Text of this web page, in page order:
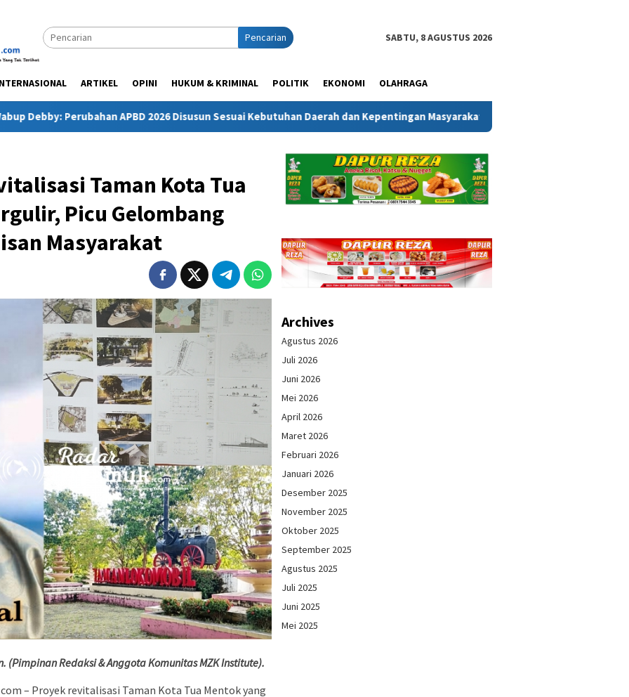
Pencarian SABTU, 8 AGUSTUS 2026
ARTIKEL OPINI HUKUM & KRIMINAL POLITIK EKONOMI OLAHRAGA
APBD 2026 Disusun Sesuai Kebutuhan Daerah dan Kepentingan Masyarakat Melalui Gerakan Bendera Merah
Taman Kota Tua
Picu Gelombang
Masyarakat
(Pimpinan Redaksi & Anggota Komunitas MZK Institute).
– Proyek revitalisasi Taman Kota Tua Mentok yang
Archives
Agustus 2026
Juli 2026
Juni 2026
Mei 2026
April 2026
Maret 2026
Februari 2026
Januari 2026
Desember 2025
November 2025
Oktober 2025
September 2025
Agustus 2025
Juli 2025
Juni 2025
Mei 2025